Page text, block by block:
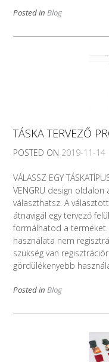
Posted in Blog
TÁSKA TERVEZŐ
POSTED ON 2019-11-14
VÁLASSZ EGY
VENGRU design
választhatsz. A
átnavigál egy tervező
formálhatod a
használata nem
szükség van
gördülékenyebb
Posted in Blog